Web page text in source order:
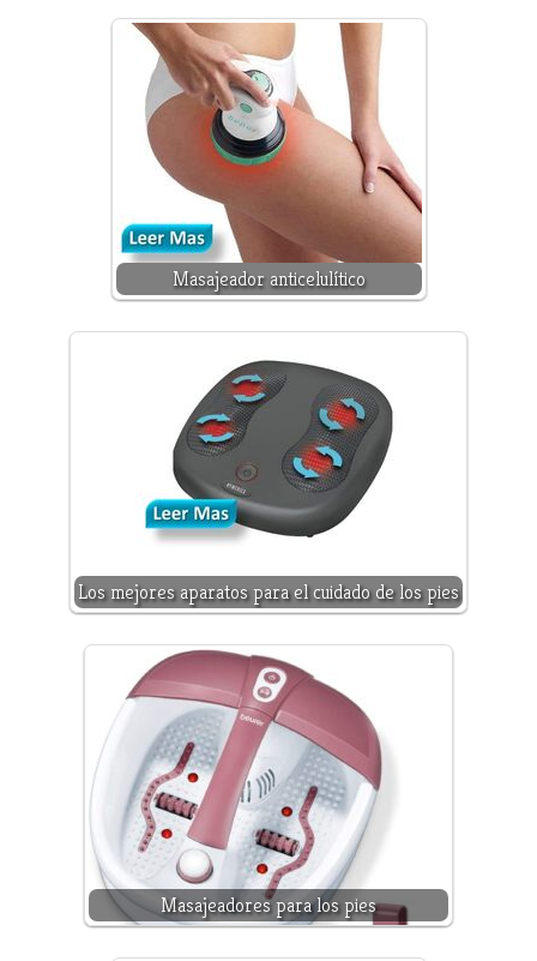
Masajeador anticelulítico
Los mejores aparatos para el cuidado de los pies
Masajeadores para los pies